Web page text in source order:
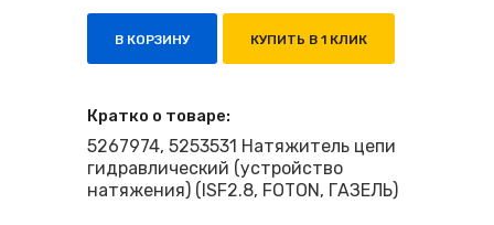
В КОРЗИНУ КУПИТЬ В 1 КЛИК
Кратко о товаре:
5267974, 5253531 Натяжитель цепи
гидравлический (устройство
натяжения) (ISF2.8, FOTON, ГАЗЕЛЬ)